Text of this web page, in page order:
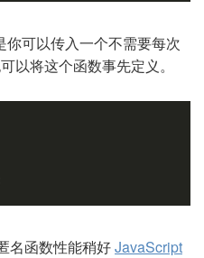
可以传入一个不需要每次
以将这个函数事先定义。
名函数性能稍好JavaScript